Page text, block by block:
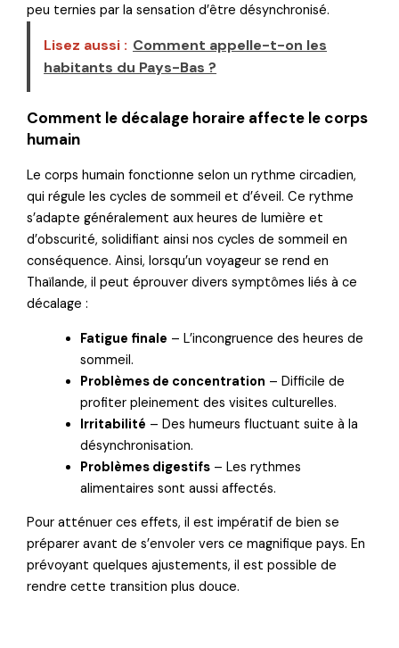
peu ternies par la sensation d’être désynchronisé.
Lisez aussi : Comment appelle-t-on les
habitants du Pays-Bas ?
Comment le décalage horaire affecte le corps
humain
Le corps humain fonctionne selon un rythme circadien,
qui régule les cycles de sommeil et d’éveil. Ce rythme
s’adapte généralement aux heures de lumière et
d’obscurité, solidifiant ainsi nos cycles de sommeil en
conséquence. Ainsi, lorsqu’un voyageur se rend en
Thaïlande, il peut éprouver divers symptômes liés à ce
décalage :
Fatigue finale – L’incongruence des heures de
sommeil.
Problèmes de concentration – Difficile de
profiter pleinement des visites culturelles.
Irritabilité – Des humeurs fluctuant suite à la
désynchronisation.
Problèmes digestifs – Les rythmes
alimentaires sont aussi affectés.
Pour atténuer ces effets, il est impératif de bien se
préparer avant de s’envoler vers ce magnifique pays. En
prévoyant quelques ajustements, il est possible de
rendre cette transition plus douce.